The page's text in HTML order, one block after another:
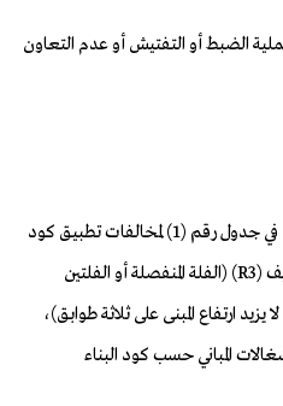
الضبط أو التفتيش أو عدم التعاون
تطبق لجنة النظر العقوبات الواردة في جدول رقم (1) لمخالفات تطبيق كود
البناء في المجال السكني لفئة التصنيف (R3) (الفلة المنفصلة أو الفلتين
ارتفاع المبنى على ثلاثة طوابق)،
باقي اشغالات المباني حسب كود البناء